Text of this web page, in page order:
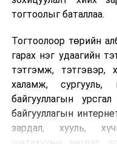
40–50 мянган ажлын
тогтоолыг баталлаа.
Тогтоолоор төрийн
гарах нэг удаагийн
тэтгэмж, тэтгэвэр,
халамж, сургууль,
байгууллагын
байгууллагын
зардал, хууль,